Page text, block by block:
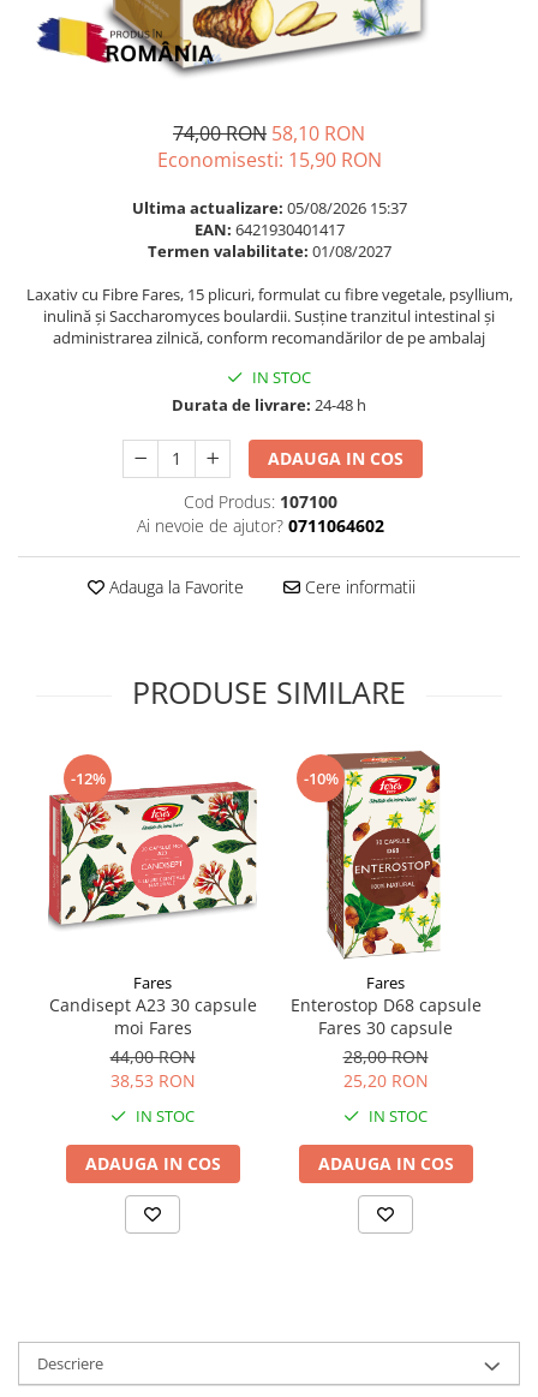
Omega 3
Slabire si control greutate
Somn stres si anxietate
Supliment Calciu
Supliment Magneziu
Supliment Vitamina B
Supliment Vitamina C
Supliment Vitamina D3
Supliment Vitamina E
Tuse gat si respiratie
Ingrijire par
Balsam masca si tratament
Produse cu SPF Pentru Fata
74,00 RON 58,10 RON
Economisesti: 15,90 RON
Ultima actualizare: 05/08/2026 15:37
EAN: 6421930401417
Termen valabilitate: 01/08/2027
Laxativ cu Fibre Fares, 15 plicuri, formulat cu fibre vegetale, psyllium,
inulină și Saccharomyces boulardii. Susține tranzitul intestinal și
administrarea zilnică, conform recomandărilor de pe ambalaj
IN STOC
Durata de livrare: 24-48 h
ADAUGA IN COS
Cod Produs: 107100
Ai nevoie de ajutor? 0711064602
Adauga la Favorite Cere informatii
PRODUSE SIMILARE
-12%
Fares
Candisept A23 30 capsule
moi Fares
44,00 RON
38,53 RON
IN STOC
ADAUGA IN COS
-10%
Fares
Enterostop D68 capsule
Fares 30 capsule
28,00 RON
25,20 RON
IN STOC
ADAUGA IN COS
Descriere